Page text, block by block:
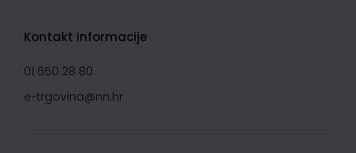
Kontakt informacije
01 650 28 80
e-trgovina@nn.hr